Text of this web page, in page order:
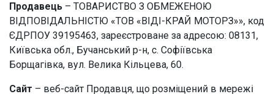
Продавець – ТОВАРИСТВО З ОБМЕЖЕНОЮ
ВІДПОВІДАЛЬНІСТЮ «ТОВ «ВІДІ-КРАЙ МОТОРЗ»», код
ЄДРПОУ 39195463, зареєстроване за адресою: 08131,
Київська обл., Бучанський р-н, с. Софіївська
Борщагівка, вул. Велика Кільцева, 60.
Сайт – веб-сайт Продавця, що розміщений в мережі